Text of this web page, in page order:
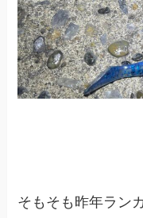
そもそも昨年ラン